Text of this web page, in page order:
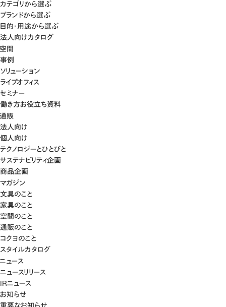
カテゴリから選ぶ
ブランドから選ぶ
目的・用途から選ぶ
法人向けカタログ
空間
事例
ソリューション
ライブオフィス
セミナー
働き方お役立ち資料
通販
法人向け
個人向け
テクノロジーとひとびと
サステナビリティ企画
商品企画
マガジン
文具のこと
家具のこと
空間のこと
通販のこと
コクヨのこと
スタイルカタログ
ニュース
ニュースリリース
IRニュース
お知らせ